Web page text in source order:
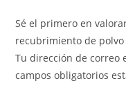
Sé el primero en
recubrimiento de polvo
Tu dirección de correo
campos obligatorios